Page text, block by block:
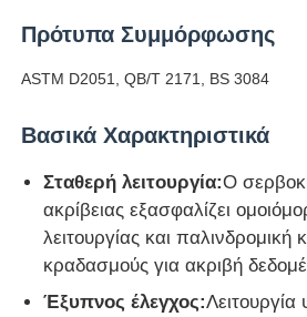
Μηχανή δοκιμής γδαρσίματος
λαστιχένιος εξοπλισμός δοκιμής
Εξοπλισμός δοκιμής
Πρότυπα Συμμόρφωσης
ASTM D2051, QB/T 2171, BS 3084
Βασικά Χαρακτηριστικά
Σταθερή λειτουργία:Ο
ακρίβειας εξασφαλίζει
λειτουργίας και παλινδρομική
κραδασμούς για ακριβή
Έξυπνος έλεγχος: